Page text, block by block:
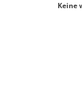
Keine